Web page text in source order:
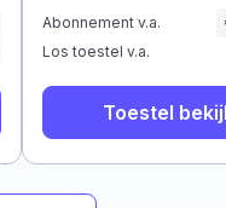
Abonnement v.a.
Los toestel v.a.
Toestel